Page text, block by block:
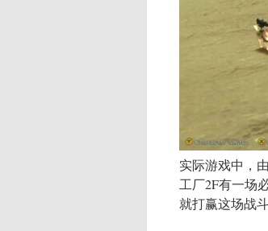
实际游戏中，
工厂2F有一场
就打赢这场战斗